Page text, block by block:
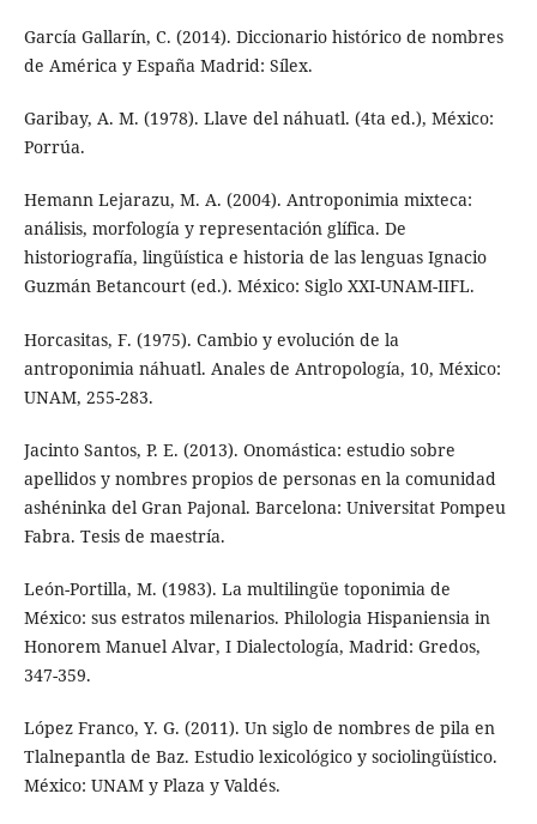
García Gallarín, C. (2014). Diccionario histórico de nombres
de América y España Madrid: Sílex.
Garibay, A. M. (1978). Llave del náhuatl. (4ta ed.), México:
Porrúa.
Hemann Lejarazu, M. A. (2004). Antroponimia mixteca:
análisis, morfología y representación glífica. De
historiografía, lingüística e historia de las lenguas Ignacio
Guzmán Betancourt (ed.). México: Siglo XXI-UNAM-IIFL.
Horcasitas, F. (1975). Cambio y evolución de la
antroponimia náhuatl. Anales de Antropología, 10, México:
UNAM, 255-283.
Jacinto Santos, P. E. (2013). Onomástica: estudio sobre
apellidos y nombres propios de personas en la comunidad
ashéninka del Gran Pajonal. Barcelona: Universitat Pompeu
Fabra. Tesis de maestría.
León-Portilla, M. (1983). La multilingüe toponimia de
México: sus estratos milenarios. Philologia Hispaniensia in
Honorem Manuel Alvar, I Dialectología, Madrid: Gredos,
347-359.
López Franco, Y. G. (2011). Un siglo de nombres de pila en
Tlalnepantla de Baz. Estudio lexicológico y sociolingüístico.
México: UNAM y Plaza y Valdés.